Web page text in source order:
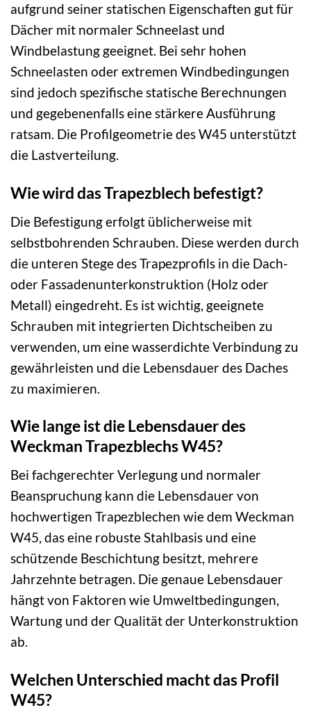
aufgrund seiner statischen Eigenschaften gut für
Dächer mit normaler Schneelast und
Windbelastung geeignet. Bei sehr hohen
Schneelasten oder extremen Windbedingungen
sind jedoch spezifische statische Berechnungen
und gegebenenfalls eine stärkere Ausführung
ratsam. Die Profilgeometrie des W45 unterstützt
die Lastverteilung.
Wie wird das Trapezblech befestigt?
Die Befestigung erfolgt üblicherweise mit
selbstbohrenden Schrauben. Diese werden durch
die unteren Stege des Trapezprofils in die Dach-
oder Fassadenunterkonstruktion (Holz oder
Metall) eingedreht. Es ist wichtig, geeignete
Schrauben mit integrierten Dichtscheiben zu
verwenden, um eine wasserdichte Verbindung zu
gewährleisten und die Lebensdauer des Daches
zu maximieren.
Wie lange ist die Lebensdauer des
Weckman Trapezblechs W45?
Bei fachgerechter Verlegung und normaler
Beanspruchung kann die Lebensdauer von
hochwertigen Trapezblechen wie dem Weckman
W45, das eine robuste Stahlbasis und eine
schützende Beschichtung besitzt, mehrere
Jahrzehnte betragen. Die genaue Lebensdauer
hängt von Faktoren wie Umweltbedingungen,
Wartung und der Qualität der Unterkonstruktion
ab.
Welchen Unterschied macht das Profil
W45?